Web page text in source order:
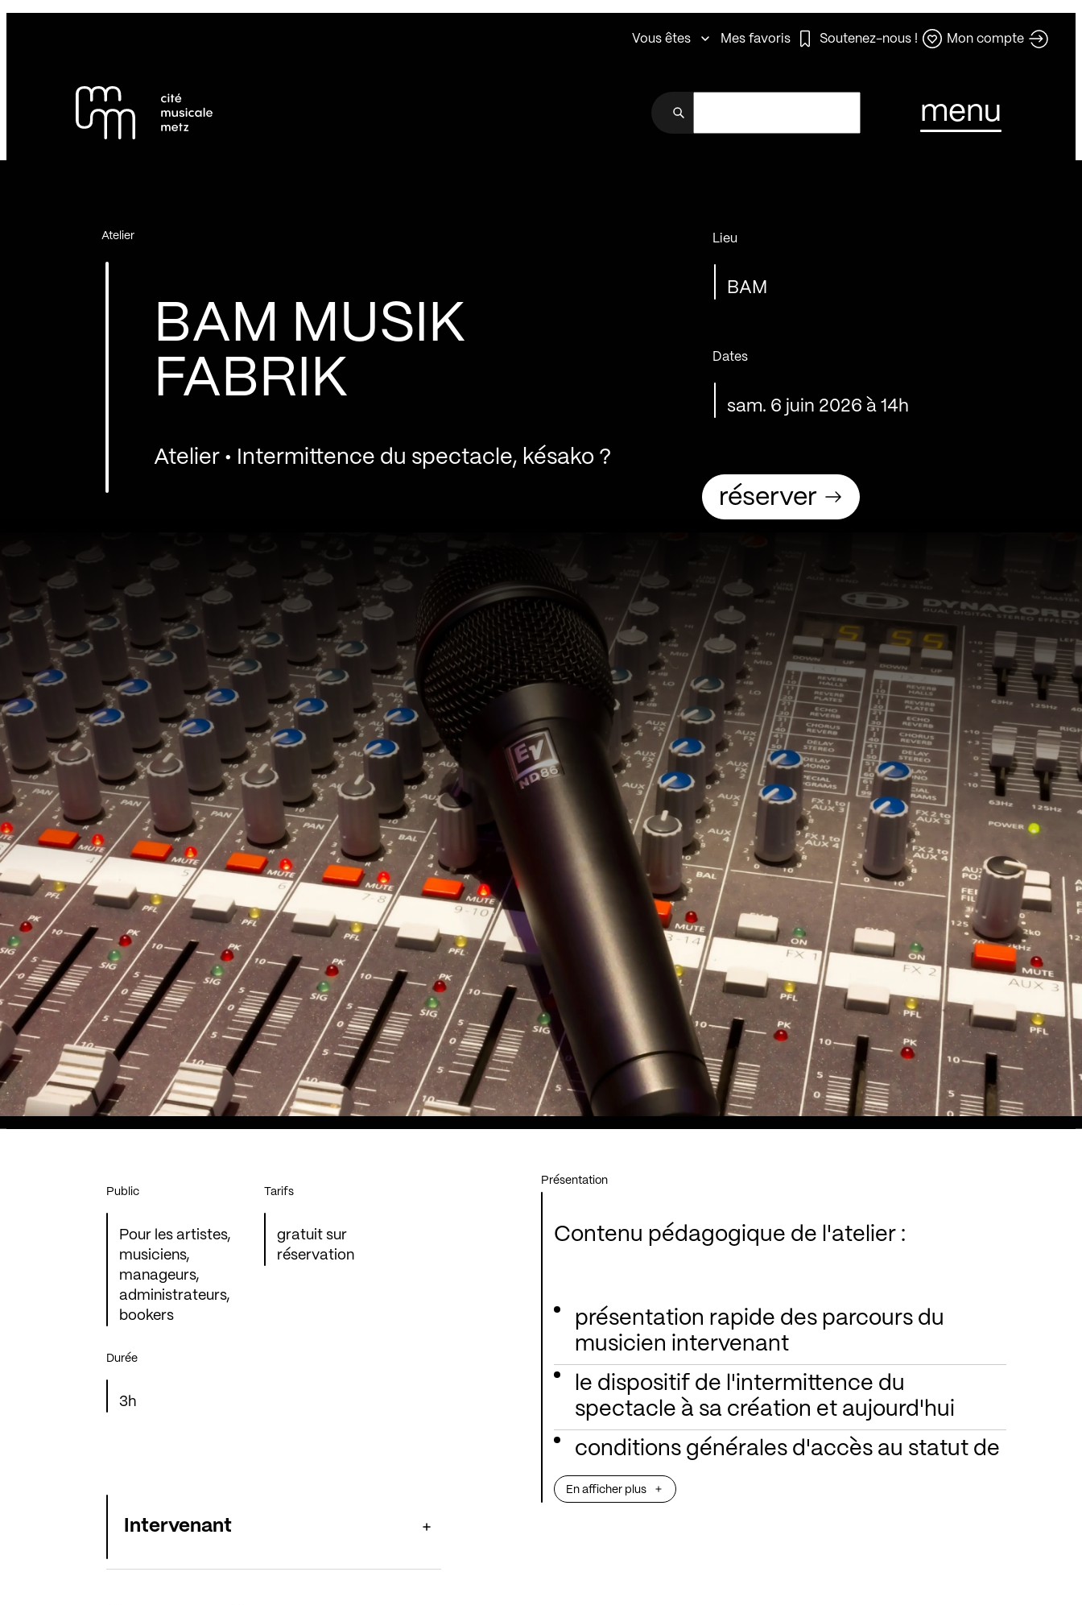
Pied de page
Vous êtes Mes favoris Soutenez-nous ! Mon compte
menu
BAM MUSIK
FABRIK
Atelier • Intermittence du spectacle, késako ?
Atelier Lieu
BAM
Dates
sam. 6 juin 2026 à 14h
réserver
Public
Pour les artistes,
musiciens,
manageurs,
administrateurs,
bookers
Tarifs
gratuit sur
réservation
Durée
3h
Présentation
Contenu pédagogique de l'atelier :
présentation rapide des parcours du
musicien intervenant
le dispositif de l'intermittence du
spectacle à sa création et aujourd'hui
conditions générales d'accès au statut de
travailleur intermittent du spectacle
En afficher plus
Intervenant